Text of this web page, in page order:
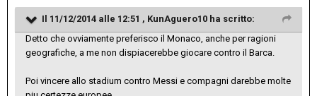
Il 11/12/2014 alle 12:51 , KunAguero10 ha scritto:
Detto che ovviamente preferisco il Monaco, anche per ragioni
geografiche, a me non dispiacerebbe giocare contro il Barca.
Poi vincere allo stadium contro Messi e compagni darebbe molte